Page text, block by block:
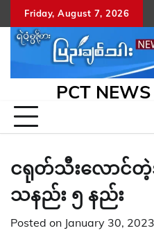
to
content
Friday, August 7, 2026
PCT
ငရုတ်သီးလောင်
သနည်း ၅ နည်း
Posted on January 30, 2023